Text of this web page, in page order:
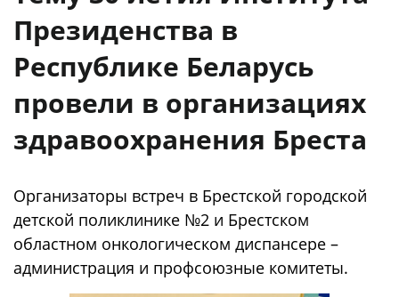
Президенства в
Республике Беларусь
провели в организациях
здравоохранения Бреста
Организаторы встреч в Брестской городской
детской поликлинике №2 и Брестском
областном онкологическом диспансере –
администрация и профсоюзные комитеты.